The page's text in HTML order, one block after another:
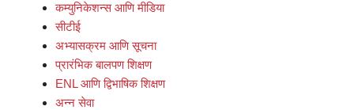
कम्युनिकेशन्स आणि मीडिया
सीटीई
अभ्यासक्रम आणि सूचना
प्रारंभिक बालपण शिक्षण
ENL आणि द्विभाषिक शिक्षण
अन्न सेवा